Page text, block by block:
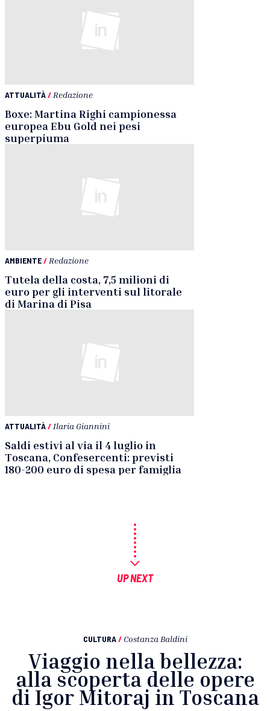
ATTUALITÀ/ Redazione
Boxe: Martina Righi campionessa
europea Ebu Gold nei pesi
superpiuma
AMBIENTE/ Redazione
Tutela della costa, 7,5 milioni di
euro per gli interventi sul litorale
di Marina di Pisa
ATTUALITÀ/ Ilaria Giannini
Saldi estivi al via il 4 luglio in
Toscana, Confesercenti: previsti
180-200 euro di spesa per famiglia
UP NEXT
CULTURA / Costanza Baldini
Viaggio nella bellezza:
alla scoperta delle opere
di Igor Mitoraj in Toscana